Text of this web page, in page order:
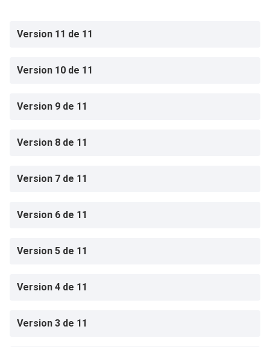
Version 11 de 11
Version 10 de 11
Version 9 de 11
Version 8 de 11
Version 7 de 11
Version 6 de 11
Version 5 de 11
Version 4 de 11
Version 3 de 11